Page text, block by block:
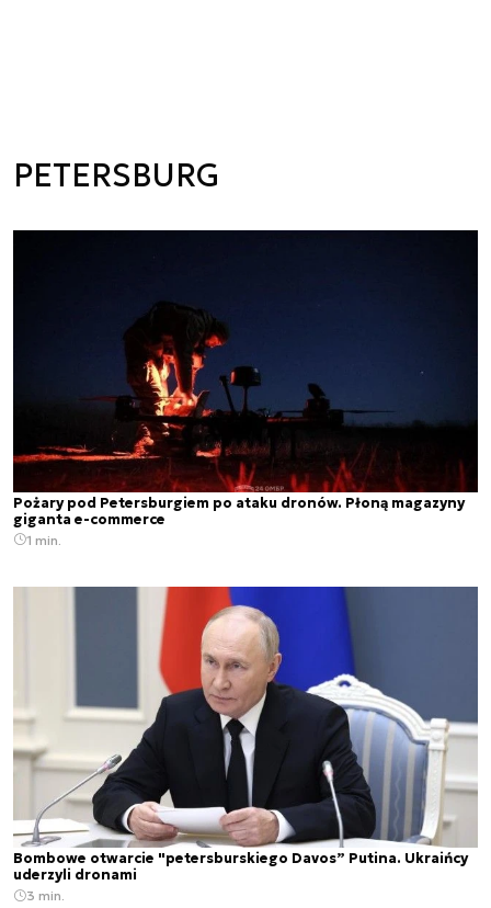
PETERSBURG
Pożary pod Petersburgiem po ataku dronów. Płoną magazyny
giganta e-commerce
1 min.
Bombowe otwarcie "petersburskiego Davos” Putina. Ukraińcy
uderzyli dronami
3 min.